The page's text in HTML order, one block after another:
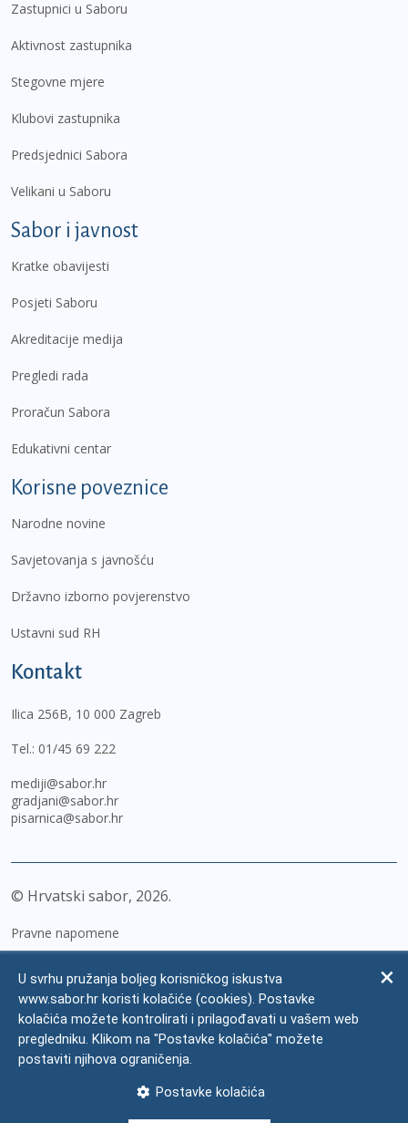
Zastupnici u Saboru
Aktivnost zastupnika
Stegovne mjere
Klubovi zastupnika
Predsjednici Sabora
Velikani u Saboru
Sabor i javnost
Kratke obavijesti
Posjeti Saboru
Akreditacije medija
Pregledi rada
Proračun Sabora
Edukativni centar
Korisne poveznice
Narodne novine
Savjetovanja s javnošću
Državno izborno povjerenstvo
Ustavni sud RH
Kontakt
Ilica 256B, 10 000 Zagreb
Tel.: 01/45 69 222
mediji@sabor.hr
gradjani@sabor.hr
pisarnica@sabor.hr
© Hrvatski sabor, 2026
Pravne napomene
Zaštita osobnih podataka
Impressum
Česta pitanja
U svrhu pružanja boljeg korisničkog iskustva
www.sabor.hr koristi kolačiće (cookies). Postavke
kolačića možete kontrolirati i prilagođavati u vašem web
pregledniku. Klikom na "Postavke kolačića" možete
postaviti njihova ograničenja.
Postavke kolačića